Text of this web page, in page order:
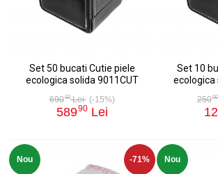
Set 50 bucati Cutie piele
ecologica solida 9011CUT
69000Lei (-15%)
58990 Lei
Set 10
ecologica
25000
Nou -71% Nou